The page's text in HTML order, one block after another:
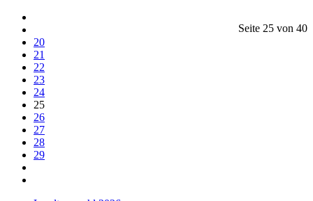
Seite 25 von 40
20
21
22
23
24
25
26
27
28
29